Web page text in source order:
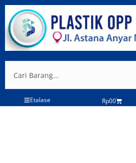
Lewati
konten
Etalase Rp00
Cart